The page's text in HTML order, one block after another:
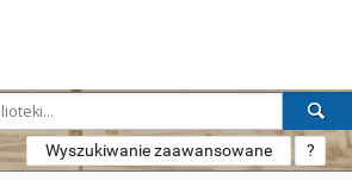
Wyszukiwanie zaawansowane ?